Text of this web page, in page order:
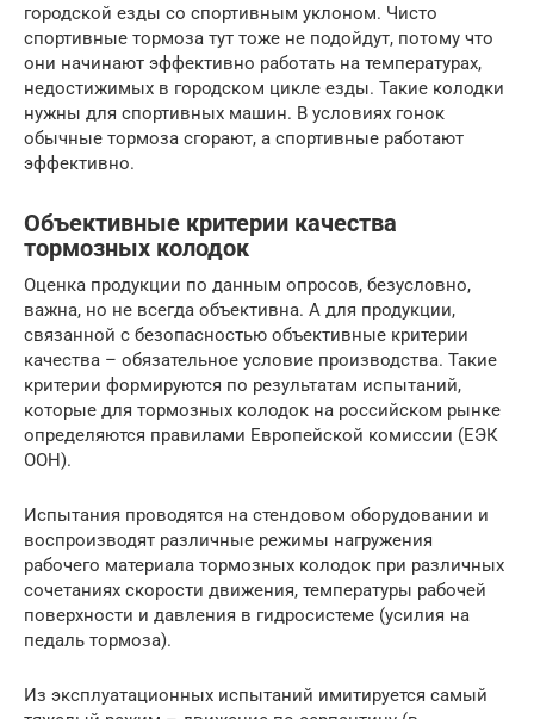
городской езды со спортивным уклоном. Чисто
спортивные тормоза тут тоже не подойдут, потому что
они начинают эффективно работать на температурах,
недостижимых в городском цикле езды. Такие колодки
нужны для спортивных машин. В условиях гонок
обычные тормоза сгорают, а спортивные работают
эффективно.
Объективные критерии качества
тормозных колодок
Оценка продукции по данным опросов, безусловно,
важна, но не всегда объективна. А для продукции,
связанной с безопасностью объективные критерии
качества – обязательное условие производства. Такие
критерии формируются по результатам испытаний,
которые для тормозных колодок на российском рынке
определяются правилами Европейской комиссии (ЕЭК
ООН).
Испытания проводятся на стендовом оборудовании и
воспроизводят различные режимы нагружения
рабочего материала тормозных колодок при различных
сочетаниях скорости движения, температуры рабочей
поверхности и давления в гидросистеме (усилия на
педаль тормоза).
Из эксплуатационных испытаний имитируется самый